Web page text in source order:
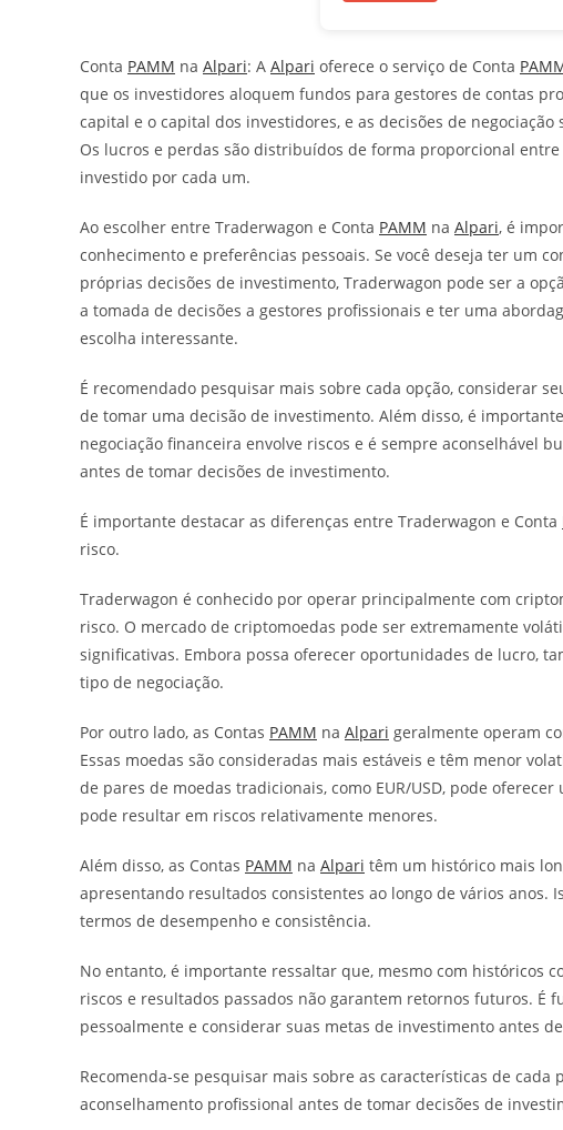
Conta PAMM na Alpari: A Alpari oferece o serviço de Conta
que os investidores aloquem fundos para gestores de contas
capital e o capital dos investidores, e as decisões de
Os lucros e perdas são distribuídos de forma proporcional
investido por cada um.
Ao escolher entre Traderwagon e Conta PAMM na Alpari, é
conhecimento e preferências pessoais. Se você deseja ter um
próprias decisões de investimento, Traderwagon pode ser a
a tomada de decisões a gestores profissionais e ter uma
escolha interessante.
É recomendado pesquisar mais sobre cada opção, considerar
de tomar uma decisão de investimento. Além disso, é
negociação financeira envolve riscos e é sempre aconselhável
antes de tomar decisões de investimento.
É importante destacar as diferenças entre Traderwagon e Conta
risco.
Traderwagon é conhecido por operar principalmente com
risco. O mercado de criptomoedas pode ser extremamente
significativas. Embora possa oferecer oportunidades de lucro,
tipo de negociação.
Por outro lado, as Contas PAMM na Alpari geralmente operam
Essas moedas são consideradas mais estáveis e têm menor
de pares de moedas tradicionais, como EUR/USD, pode
pode resultar em riscos relativamente menores.
Além disso, as Contas PAMM na Alpari têm um histórico mais
apresentando resultados consistentes ao longo de vários anos.
termos de desempenho e consistência.
No entanto, é importante ressaltar que, mesmo com históricos
riscos e resultados passados não garantem retornos futuros.
pessoalmente e considerar suas metas de investimento antes
Recomenda-se pesquisar mais sobre as características de
aconselhamento profissional antes de tomar decisões de